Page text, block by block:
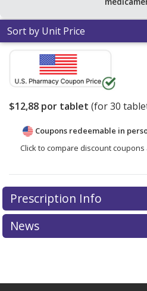
Sort by Unit Price
$12,88 por tablet (for30
Coupons redeemable in
Click to compare discount coupons
Prescription Info
News